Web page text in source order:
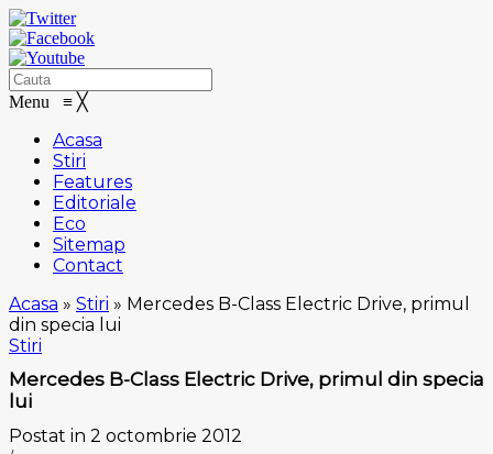
Menu ≡ ╳
Acasa
Stiri
Features
Editoriale
Eco
Sitemap
Contact
Acasa » Stiri » Mercedes B-Class Electric Drive, primul
din specia lui
Stiri
Mercedes B-Class Electric Drive, primul din specia
lui
Postat in 2 octombrie 2012